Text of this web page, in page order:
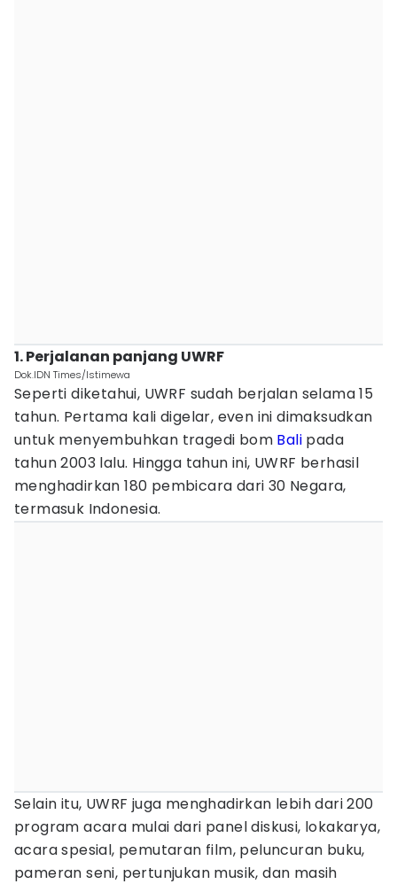
1. Perjalanan panjang UWRF
Dok.IDN Times/Istimewa
Seperti diketahui, UWRF sudah berjalan selama 15
tahun. Pertama kali digelar, even ini dimaksudkan
untuk menyembuhkan tragedi bom Bali pada
tahun 2003 lalu. Hingga tahun ini, UWRF berhasil
menghadirkan 180 pembicara dari 30 Negara,
termasuk Indonesia.
Selain itu, UWRF juga menghadirkan lebih dari 200
program acara mulai dari panel diskusi, lokakarya,
acara spesial, pemutaran film, peluncuran buku,
pameran seni, pertunjukan musik, dan masih